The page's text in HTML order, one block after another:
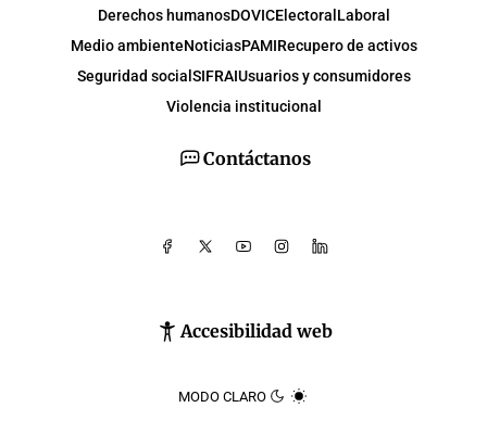
Contáctanos
Accesibilidad web
MODO CLARO
Derechos humanosDOVICElectoral Laboral
Medio ambienteNoticiasPAMIRecupero de activos
Seguridad social SIFRAIUsuarios y consumidores
Violencia institucional